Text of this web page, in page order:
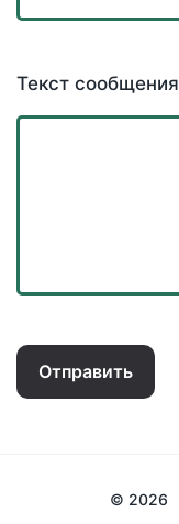
Текст сообщения
Отправить
© 2026